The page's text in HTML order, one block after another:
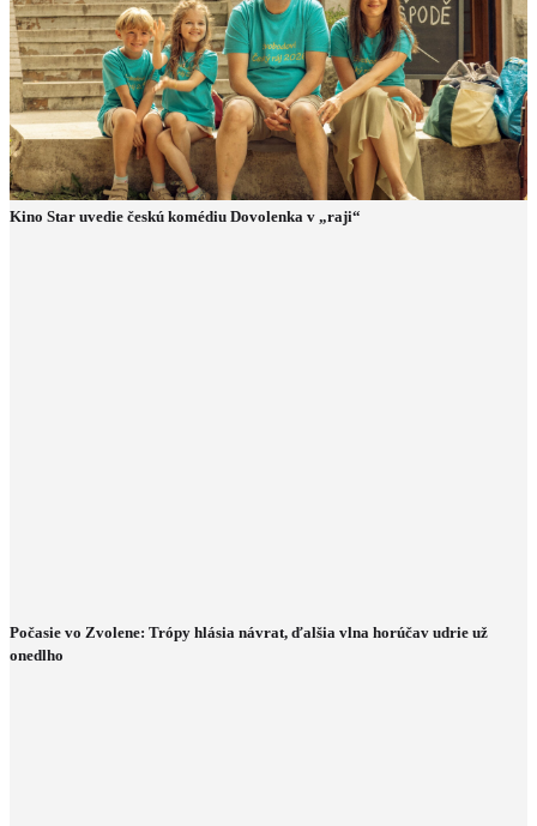
Kino Star uvedie českú komédiu Dovolenka v „raji“
Počasie vo Zvolene: Trópy hlásia návrat, ďalšia vlna horúčav udrie už
onedlho